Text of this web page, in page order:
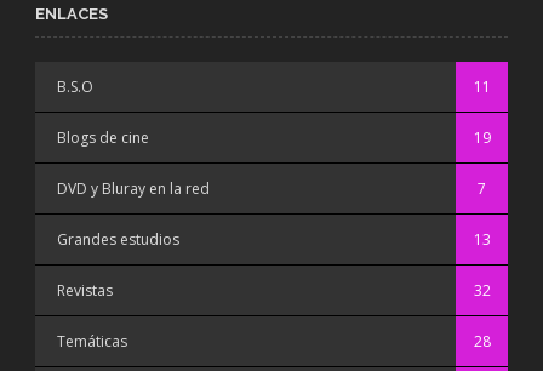
ENLACES
B.S.O 11
Blogs de cine 19
DVD y Bluray en la red 7
Grandes estudios 13
Revistas 32
Temáticas 28